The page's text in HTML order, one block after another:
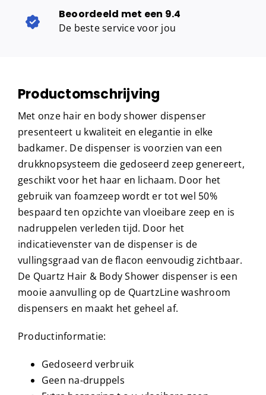
Beoordeeld met een 9.4
De beste service voor jou
Productomschrijving
Met onze hair en body shower dispenser
presenteert u kwaliteit en elegantie in elke
badkamer. De dispenser is voorzien van een
drukknopsysteem die gedoseerd zeep genereert,
geschikt voor het haar en lichaam. Door het
gebruik van foamzeep wordt er tot wel 50%
bespaard ten opzichte van vloeibare zeep en is
nadruppelen verleden tijd. Door het
indicatievenster van de dispenser is de
vullingsgraad van de flacon eenvoudig zichtbaar.
De Quartz Hair & Body Shower dispenser is een
mooie aanvulling op de QuartzLine washroom
dispensers en maakt het geheel af.
Productinformatie:
Gedoseerd verbruik
Geen na-druppels